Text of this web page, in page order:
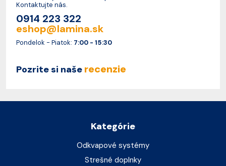
Kontaktujte nás.
0914 223 322
eshop@lamina.sk
Pondelok - Piatok: 7:00 - 15:30
Pozrite si naše recenzie
Kategórie
Odkvapové systémy
Strešné doplnky